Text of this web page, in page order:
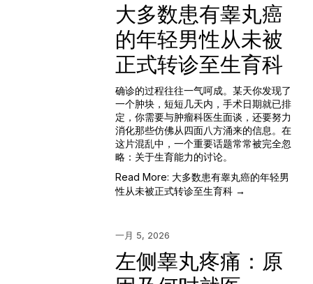
大多数患有睾丸癌
的年轻男性从未被
正式转诊至生育科
确诊的过程往往一气呵成。某天你发现了
一个肿块，短短几天内，手术日期就已排
定，你需要与肿瘤科医生面谈，还要努力
消化那些仿佛从四面八方涌来的信息。在
这片混乱中，一个重要话题常常被完全忽
略：关于生育能力的讨论。
Read More: 大多数患有睾丸癌的年轻男
性从未被正式转诊至生育科 →
一月 5, 2026
左侧睾丸疼痛：原